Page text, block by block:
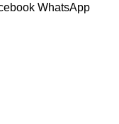
WhatsApp